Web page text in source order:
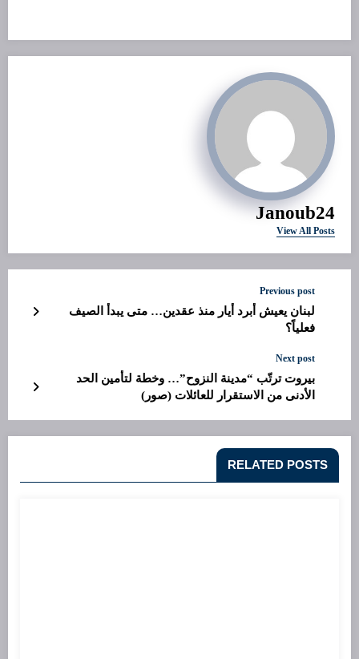
Janoub24
View All Posts
Previous post
لبنان يعيش أبرد أيار منذ عقدين… متى يبدأ الصيف
فعلياً؟
Next post
بيروت ترتّب “مدينة النزوح”… وخطة لتأمين الحد
الأدنى من الاستقرار للعائلات (صور)
RELATED POSTS